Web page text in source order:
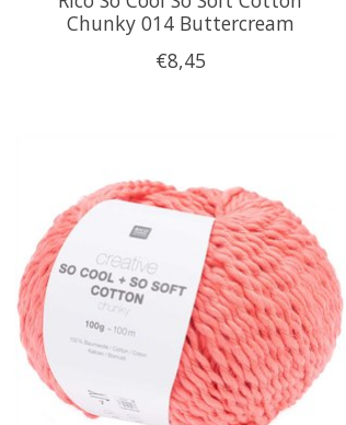
Chunky 014 Buttercream
€8,45